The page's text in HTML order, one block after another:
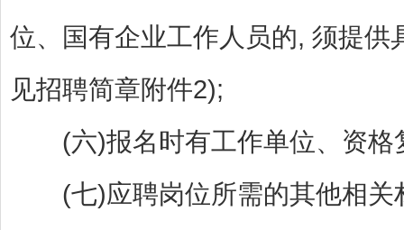
位、国有企业工作人员的, 须提
见招聘简章附件2);
(六)报名时有工作单位、资格
(七)应聘岗位所需的其他相关